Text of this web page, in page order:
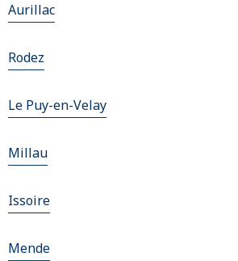
Aurillac
Rodez
Le Puy-en-Velay
Millau
Issoire
Mende